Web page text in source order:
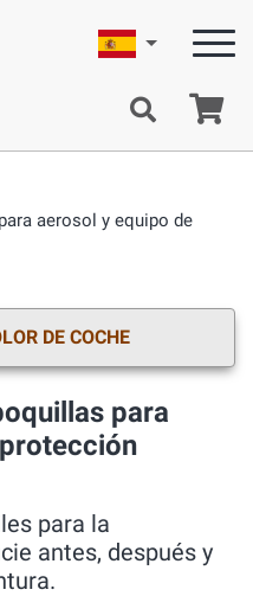
Español
aerosol y equipo de
DE COCHE
para
para la
antes, después y